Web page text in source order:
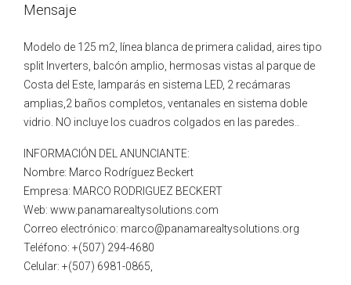
Mensaje
Modelo de 125 m2, línea blanca de primera calidad, aires tipo
split Inverters, balcón amplio, hermosas vistas al parque de
Costa del Este, lamparás en sistema LED, 2 recámaras
amplias,2 baños completos, ventanales en sistema doble
vidrio. NO incluye los cuadros colgados en las paredes..
INFORMACIÓN DEL ANUNCIANTE:
Nombre: Marco Rodríguez Beckert
Empresa: MARCO RODRIGUEZ BECKERT
Web: www.panamarealtysolutions.com
Correo electrónico: marco@panamarealtysolutions.org
Teléfono: +(507) 294-4680
Celular: +(507) 6981-0865,